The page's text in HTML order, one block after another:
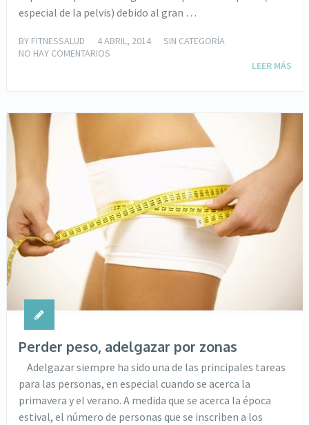
especial de la pelvis) debido al gran …
BY FITNESSALUD 4 ABRIL, 2014
SIN CATEGORÍA
NO HAY COMENTARIOS
LEER MÁS
Perder peso, adelgazar por zonas
Adelgazar siempre ha sido una de las principales tareas
para las personas, en especial cuando se acerca la
primavera y el verano. A medida que se acerca la época
estival, el número de personas que se inscriben a los